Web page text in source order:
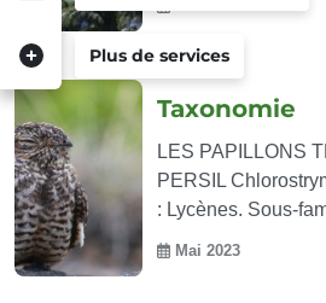
Plus de services
Taxonomie
LES PAPILLONS
PERSIL
: Lycènes. Sous-
Mai 2023